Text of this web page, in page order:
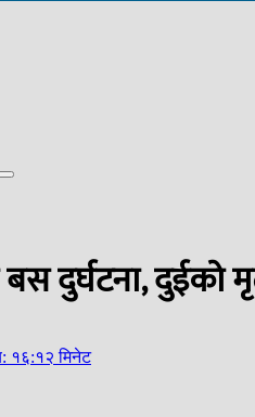
दुर्घटना, दुईको
१६:१२ मिनेट